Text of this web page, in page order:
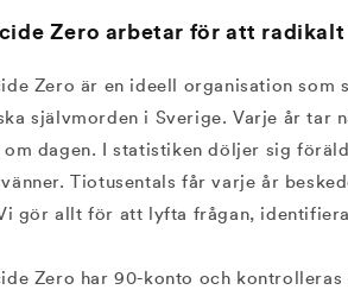
Zero arbetar för att radikalt
Zero är en ideell organisation som
självmorden i Sverige. Varje år tar
om dagen. I statistiken döljer sig
Tiotusentals får varje år
gör allt för att lyfta frågan,
Zero har 90-konto och kontrolleras